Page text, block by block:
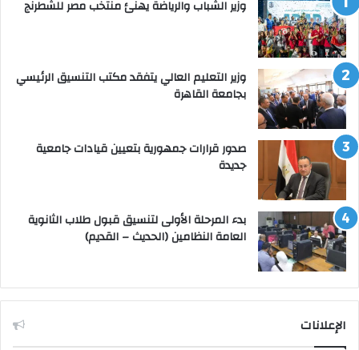
وزير الشباب والرياضة يهنئ منتخب مصر للشطرنج
وزير التعليم العالي يتفقد مكتب التنسيق الرئيسي
بجامعة القاهرة
صدور قرارات جمهورية بتعيين قيادات جامعية
جديدة
بدء المرحلة الأولى لتنسيق قبول طلاب الثانوية
العامة النظامين (الحديث – القديم)
الإعلانات